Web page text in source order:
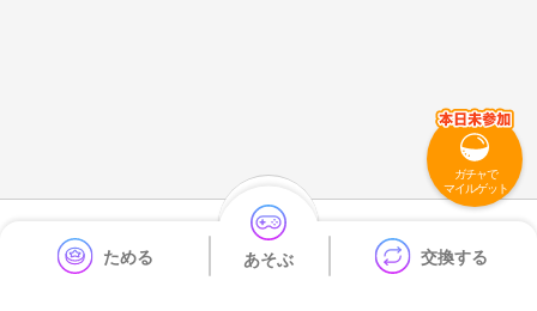
プライバシーポリシー
運営会社
よくある質問
お問い合わせ
ガチャで
マイルゲット
ためる あそぶ 交換する